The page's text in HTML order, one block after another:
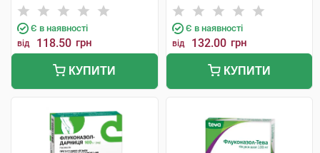
Є в наявності
від 118.50 грн
КУПИТИ
Є в наявності
від 132.00 грн
КУПИТИ